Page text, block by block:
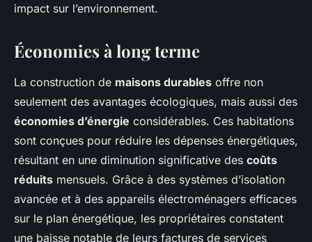
impact sur l’environnement.
Économies à long terme
La construction de maisons durables offre non
seulement des avantages écologiques, mais aussi des
économies d’énergie considérables. Ces habitations
sont conçues pour réduire les dépenses énergétiques,
résultant en une diminution significative des coûts
réduits mensuels. Grâce à des systèmes d’isolation
avancée et à des appareils électroménagers efficaces
sur le plan énergétique, les propriétaires constatent
une baisse notable de leurs factures de services